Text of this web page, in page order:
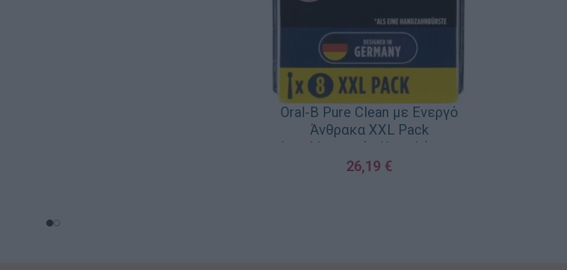
Oral-B Pure Clean με Ενεργό
Άνθρακα XXL Pack
Ανταλλακτικές Κεφαλές για
Ηλεκτρική Οδοντόβουρτσα
26,19 €